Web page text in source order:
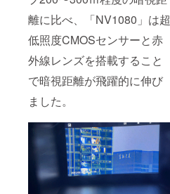
離に比べ、「NV1080」は超
低照度CMOSセンサーと赤
外線レンズを搭載すること
で暗視距離が飛躍的に伸び
ました。